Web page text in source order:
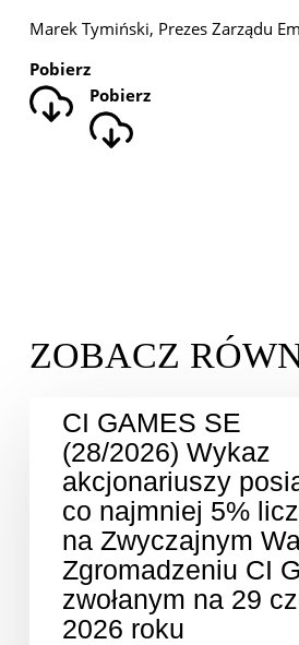
Marek Tymiński, Prezes Zarządu
Pobierz
Pobierz
CI GAMES SE
(28/2026) Wykaz
akcjonariuszy
co najmniej 5%
na Zwyczajnym
Zgromadzeniu CI
zwołanym na 29
2026 roku